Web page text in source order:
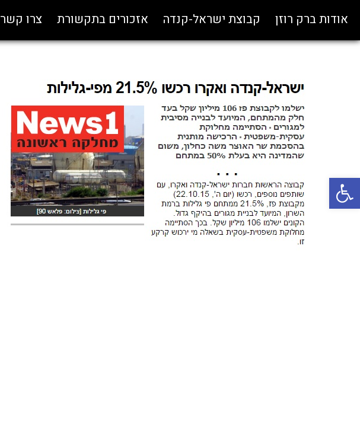
פתח סרגל נגישות
אודות ברק רוזן קבוצת ישראל-קנדה אזכורים בתקשורת צרו קשר